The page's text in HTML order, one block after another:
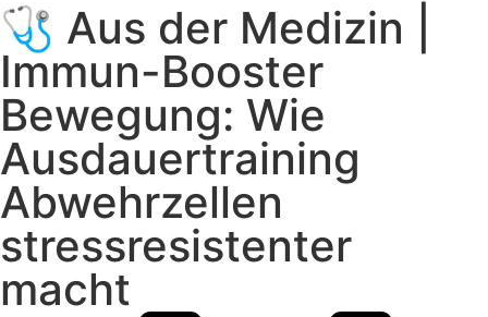
🩺 Aus der Medizin |
Immun-Booster
Bewegung: Wie
Ausdauertraining
Abwehrzellen
stressresistenter
macht